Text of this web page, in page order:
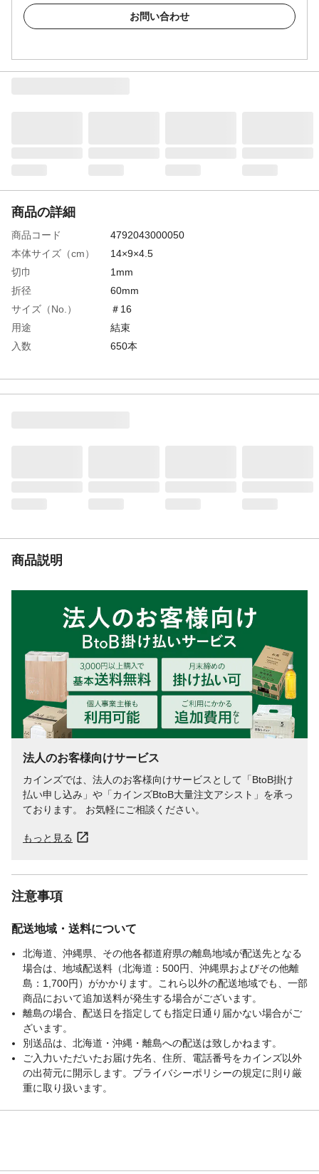
お問い合わせ
商品の詳細
商品コード
4792043000050
本体サイズ（cm）
14×9×4.5
切巾
1mm
折径
60mm
サイズ（No.）
＃16
用途
結束
入数
650本
使用上の注意
用途以外に使用しないでください。直射日
光の当たらない涼しい場所に保管してくだ
商品説明
法人のお客様向けサービス
カインズでは、法人のお客様向けサービスとして「BtoB掛け
払い申し込み」や「カインズBtoB大量注文アシスト」を承っ
ております。 お気軽にご相談ください。
もっと見る
注意事項
配送地域・送料について
北海道、沖縄県、その他各都道府県の離島地域が配送先となる
場合は、地域配送料（北海道：500円、沖縄県およびその他離
島：1,700円）がかかります。これら以外の配送地域でも、一部
商品において追加送料が発生する場合がございます。
離島の場合、配送日を指定しても指定日通り届かない場合がご
ざいます。
別送品は、北海道・沖縄・離島への配送は致しかねます。
ご入力いただいたお届け先名、住所、電話番号をカインズ以外
の出荷元に開示します。プライバシーポリシーの規定に則り厳
重に取り扱います。